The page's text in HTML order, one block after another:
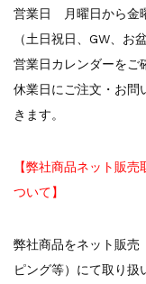
営業日 月曜日から金
（土日祝日、GW、お
営業日カレンダーをご
休業日にご注文・お問
きます。
【弊社商品ネット販
ついて】
弊社商品をネット販売
ピング等）にて取り扱